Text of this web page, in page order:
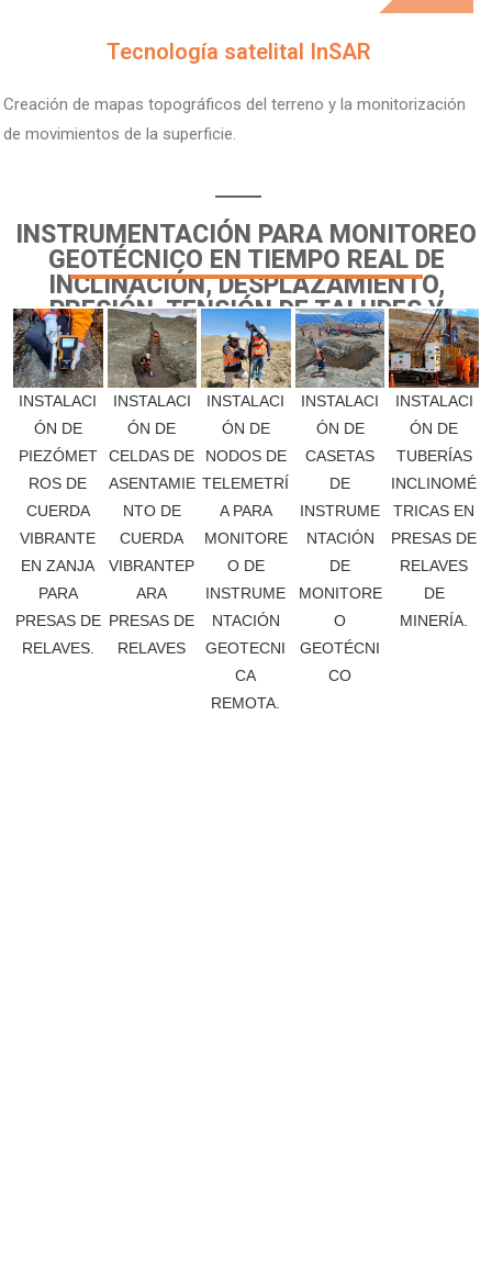
Tecnología satelital InSAR
Creación de mapas topográficos del terreno y la monitorización
de movimientos de la superficie.
INSTRUMENTACIÓN PARA MONITOREO
GEOTÉCNICO EN TIEMPO REAL DE
INCLINACIÓN, DESPLAZAMIENTO,
PRESIÓN, TENSIÓN DE TALUDES Y
TUNELES.
INSTALACI
ÓN DE
PIEZÓMET
ROS DE
CUERDA
VIBRANTE
EN ZANJA
PARA
PRESAS DE
RELAVES.
INSTALACI
ÓN DE
CELDAS DE
ASENTAMIE
NTO DE
CUERDA
VIBRANTEP
ARA
PRESAS DE
RELAVES
INSTALACI
ÓN DE
NODOS DE
TELEMETRÍ
A PARA
MONITORE
O DE
INSTRUME
NTACIÓN
GEOTECNI
CA
REMOTA.
INSTALACI
ÓN DE
CASETAS
DE
INSTRUME
NTACIÓN
DE
MONITORE
O
GEOTÉCNI
CO
INSTALACI
ÓN DE
TUBERÍAS
INCLINOMÉ
TRICAS EN
PRESAS DE
RELAVES
DE
MINERÍA.